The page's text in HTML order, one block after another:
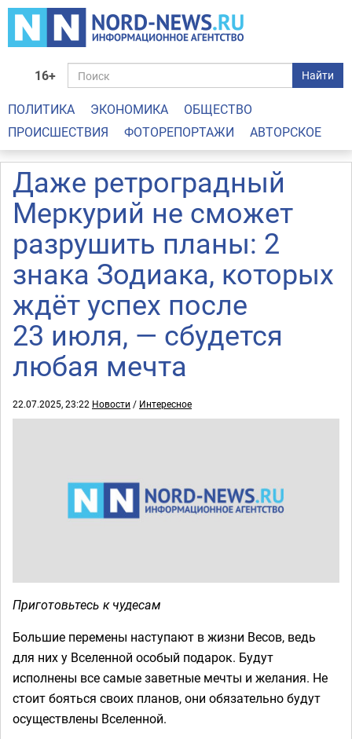
16+ Найти
ПОЛИТИКА ЭКОНОМИКА
ОБЩЕСТВО
ПРОИСШЕСТВИЯ
ФОТОРЕПОРТАЖИ АВТОРСКОЕ
Даже ретроградный
Меркурий не сможет
разрушить планы: 2
знака Зодиака, которых
ждёт успех после
23 июля, — сбудется
любая мечта
22.07.2025, 23:22 Новости / Интересное
Приготовьтесь к чудесам
Большие перемены наступают в жизни Весов, ведь
для них у Вселенной особый подарок. Будут
исполнены все самые заветные мечты и желания. Не
стоит бояться своих планов, они обязательно будут
осуществлены Вселенной.